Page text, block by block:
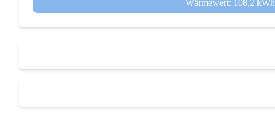
Wärmewert: 108,2